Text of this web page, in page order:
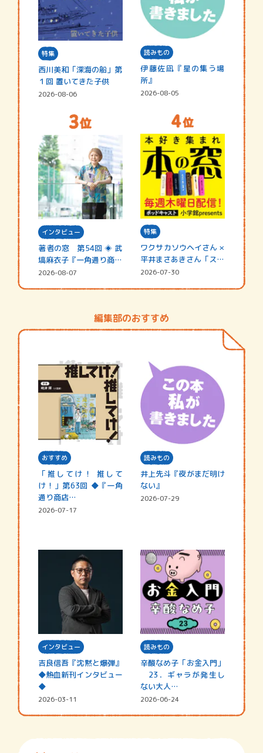
特集
西川美和「深海の船」第
１回 置いてきた子供
2026-08-06
読みもの
伊藤佐凪『星の集う場
所』
2026-08-05
インタビュー
著者の窓 第54回 ◈ 武
塙麻衣子『一角通り商店
街の…
2026-08-07
特集
ワクサカソウヘイさん ×
平井まさあきさん「スペ
シャ…
2026-07-30
編集部のおすすめ
おすすめ
「推してけ！ 推して
け！」第63回 ◆『一角
通り商店…
2026-07-17
読みもの
井上先斗『夜がまだ明け
ない』
2026-07-29
インタビュー
吉良信吾『沈黙と爆弾』
◆熱血新刊インタビュー
◆
2026-03-11
読みもの
辛酸なめ子「お金入門」
23．ギャラが発生し
ない大人…
2026-06-24